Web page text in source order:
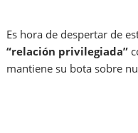
Es hora de despertar de
“relación privilegiada”
mantiene su bota sobre